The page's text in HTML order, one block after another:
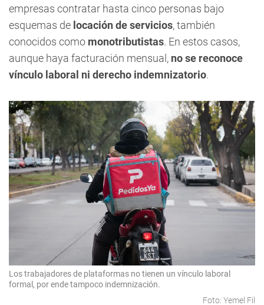
empresas contratar hasta cinco personas bajo
esquemas de locación de servicios, también
conocidos como monotributistas. En estos casos,
aunque haya facturación mensual, no se reconoce
vínculo laboral ni derecho indemnizatorio.
Los trabajadores de plataformas no tienen un vínculo laboral
formal, por ende tampoco indemnización.
Foto: Yemel Fil